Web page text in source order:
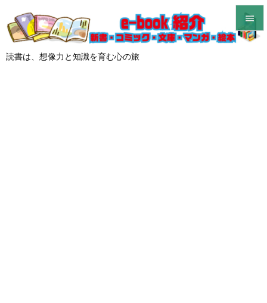
読書は、想像力と知識を育む心の旅

